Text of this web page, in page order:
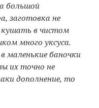
большой
заготовка не
кушать в чистом
много уксуса.
маленькие баночки
их точно не
дополнение, то